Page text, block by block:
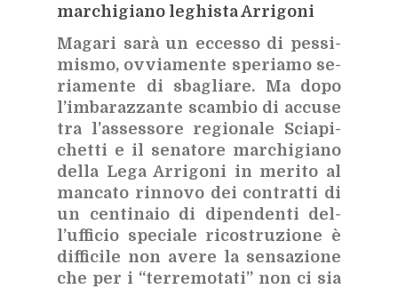
mar­chi­gia­no le­ghi­sta Ar­ri­go­ni
Ma­ga­ri sarà un ec­ces­so di pes­si­
mi­smo, ov­via­men­te spe­ria­mo se­
ria­men­te di sba­glia­re. Ma dopo
l’im­ba­raz­zan­te scam­bio di ac­cu­se
tra l’as­ses­so­re re­gio­na­le Scia­pi­
chet­ti e il se­na­to­re mar­chi­gia­no
del­la Lega Ar­ri­go­ni in me­ri­to al
man­ca­to rin­no­vo dei con­trat­ti di
un cen­ti­na­io di di­pen­den­ti del­
l’uf­fi­cio spe­cia­le ri­co­stru­zio­ne è
dif­fi­ci­le non ave­re la sen­sa­zio­ne
che per i “ter­re­mo­ta­ti” non ci sia